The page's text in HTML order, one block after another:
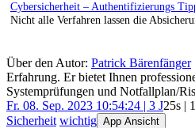
Cybersicherheit – Authentifizierungs
Nicht alle Verfahren lassen die
Über den Autor: Patrick Bärenfänger
Erfahrung. Er bietet Ihnen
Systemprüfungen und Notfallplan/
Fr. 08. Sep. 2023 10:54:24 | 3 J25s |
Sicherheit wichtig App Ansicht